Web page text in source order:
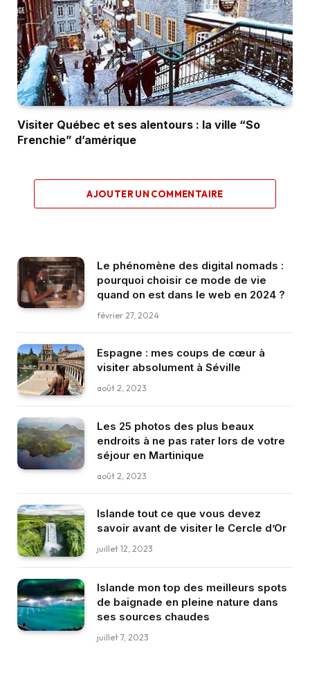
Visiter Québec et ses alentours : la ville “So
Frenchie” d’amérique
AJOUTER UN COMMENTAIRE
Le phénomène des digital nomads :
pourquoi choisir ce mode de vie
quand on est dans le web en 2024 ?
février 27, 2024
Espagne : mes coups de cœur à
visiter absolument à Séville
août 2, 2023
Les 25 photos des plus beaux
endroits à ne pas rater lors de votre
séjour en Martinique
août 2, 2023
Islande tout ce que vous devez
savoir avant de visiter le Cercle d’Or
juillet 12, 2023
Islande mon top des meilleurs spots
de baignade en pleine nature dans
ses sources chaudes
juillet 7, 2023